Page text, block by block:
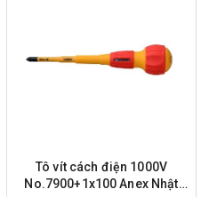
Tô vít cách điện 1000V
No.7900+1x100 Anex Nhật